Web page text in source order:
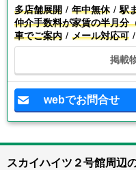
多店舗展開
年中無休
駅
仲介手数料が家賃の半月分
車でご案内
メール対応可
掲載
webでお問合せ
スカイハイツ２号館周辺